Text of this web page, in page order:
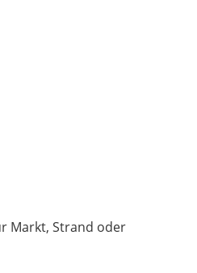
Markt, Strand oder